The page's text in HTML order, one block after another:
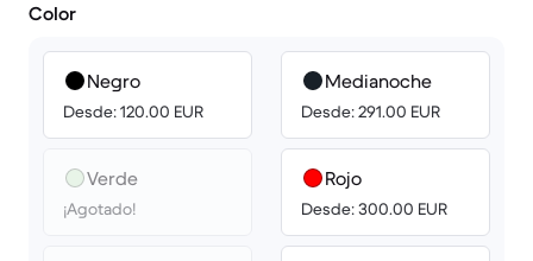
Color
Negro
Desde: 120.00 EUR
Verde
¡Agotado!
Medianoche
Desde: 291.00 EUR
Rojo
Desde: 300.00 EUR